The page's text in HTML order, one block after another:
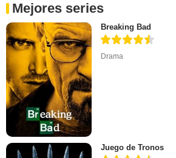
Mejores series
Breaking Bad
Drama
Juego de Tronos